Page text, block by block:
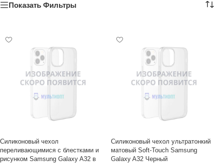
Показать Фильтры
Силиконовый чехол
переливающимися с блестками и
рисунком Samsung Galaxy A32 в
Силиконовый чехол ультратонкий
матовый Soft-Touch Samsung
Galaxy A32 Черный